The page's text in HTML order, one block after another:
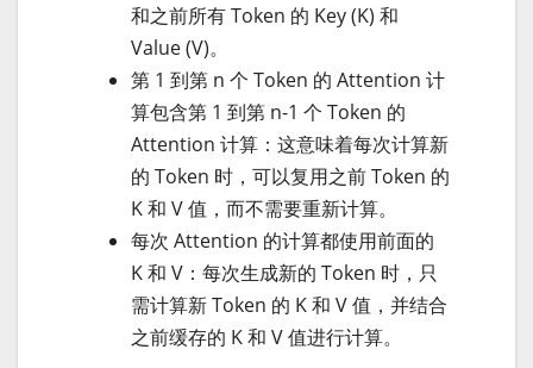
和之前所有 Token 的 Key (K) 和
Value (V)。
第 1 到第 n 个 Token 的 Attention 计
算包含第 1 到第 n-1 个 Token 的
Attention 计算：这意味着每次计算新
的 Token 时，可以复用之前 Token 的
K 和 V 值，而不需要重新计算。
每次 Attention 的计算都使用前面的
K 和 V：每次生成新的 Token 时，只
需计算新 Token 的 K 和 V 值，并结合
之前缓存的 K 和 V 值进行计算。